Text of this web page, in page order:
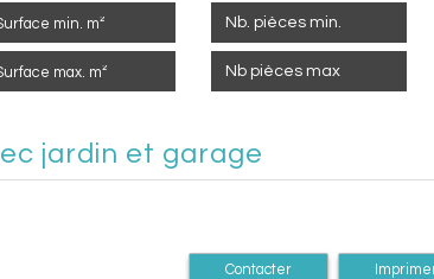
jardin et garage
Contacter